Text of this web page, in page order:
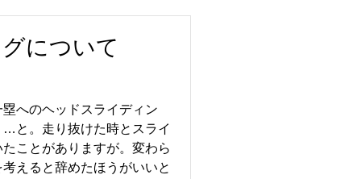
について
へのヘッドスライディン
と。走り抜けた時とスライ
ことがありますが。変わら
えると辞めたほうがいいと